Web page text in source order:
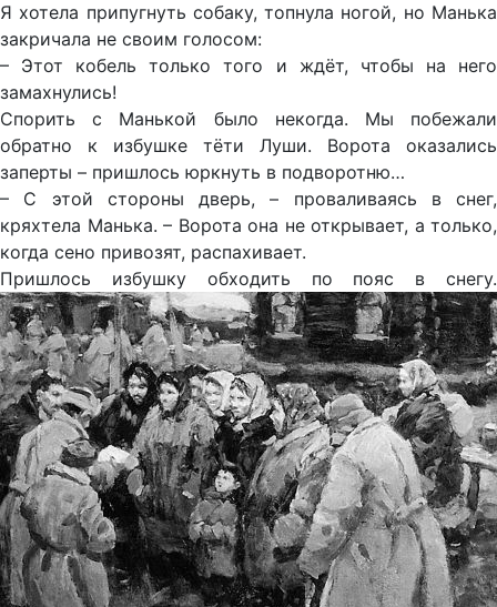
Я хотела припугнуть собаку, топнула ногой, но Манька
закричала не своим голосом:
– Этот кобель только того и ждёт, чтобы на него
замахнулись!
Спорить с Манькой было некогда. Мы побежали
обратно к избушке тёти Луши. Ворота оказались
заперты – пришлось юркнуть в подворотню…
– С этой стороны дверь, – проваливаясь в снег,
кряхтела Манька. – Ворота она не открывает, а только,
когда сено привозят, распахивает.
Пришлось избушку обходить по пояс в снегу.